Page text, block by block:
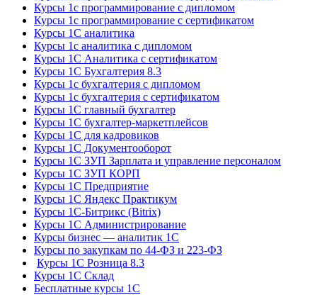
Курсы 1с программирование с дипломом
Курсы 1с программирование с сертификатом
Курсы 1С аналитика
Курсы 1с аналитика с дипломом
Курсы 1С Аналитика с сертификатом
Курсы 1С Бухгалтерия 8.3
Курсы 1с бухгалтерия с дипломом
Курсы 1с бухгалтерия с сертификатом
Курсы 1С главный бухгалтер
Курсы 1С бухгалтер-маркетплейсов
Курсы 1С для кадровиков
Курсы 1С Документооборот
Курсы 1С ЗУП Зарплата и управление персоналом
Курсы 1С ЗУП КОРП
Курсы 1С Предприятие
Курсы 1С Яндекс Практикум
Курсы 1С-Битрикс (Bitrix)
Курсы 1С Администрирование
Курсы бизнес — аналитик 1С
Курсы по закупкам по 44‑ФЗ и 223‑ФЗ
Курсы 1С Розница 8.3
Курсы 1С Склад
Бесплатные курсы 1С